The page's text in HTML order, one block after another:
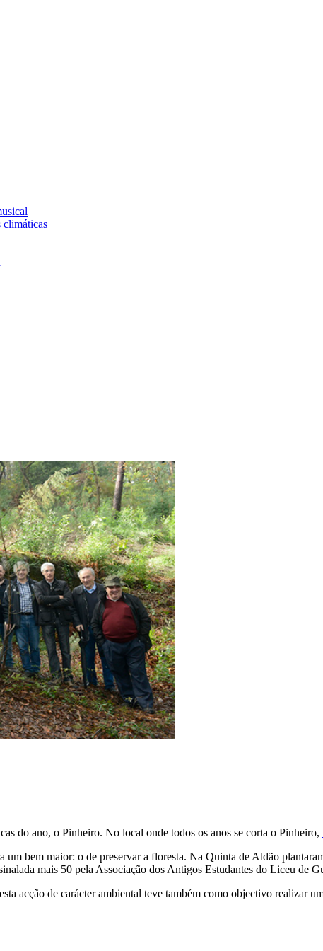
climáticas
do ano, o Pinheiro. No local onde todos os anos se corta o Pinheiro,
bem maior: o de preservar a floresta. Na Quinta de Aldão
mais 50 pela Associação dos Antigos Estudantes do Liceu de
acção de carácter ambiental teve também como objectivo realizar